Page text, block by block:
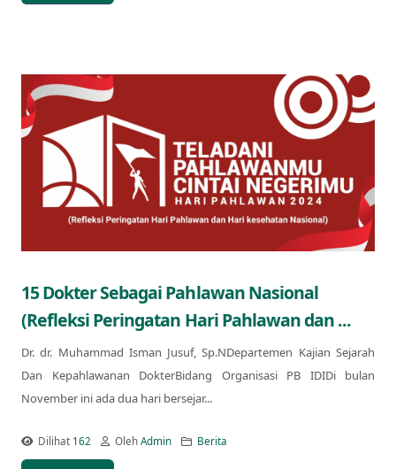
15 Dokter Sebagai Pahlawan Nasional
(Refleksi Peringatan Hari Pahlawan dan ...
Dr. dr. Muhammad Isman Jusuf, Sp.NDepartemen Kajian Sejarah
Dan Kepahlawanan DokterBidang Organisasi PB IDIDi bulan
November ini ada dua hari bersejar...
Dilihat 162 OlehAdmin Berita